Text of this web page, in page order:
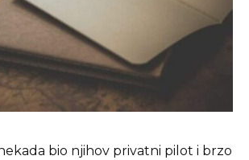
bio njihov privatni pilot i brzo